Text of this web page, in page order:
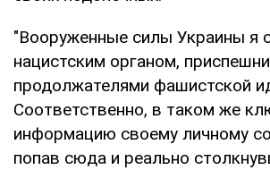
"Вооруженные силы Украины я
нацистским органом,
продолжателями фашистской
Соответственно, в таком же
информацию своему личному
попав сюда и реально